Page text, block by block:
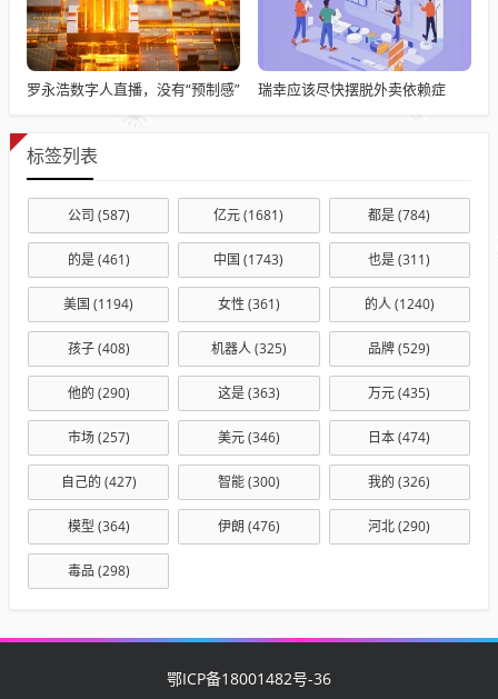
罗永浩数字人直播，没有“预制感” 瑞幸应该尽快摆脱外卖依赖症
标签列表
公司 (587) 亿元(1681) 都是(784)
的是(461) 中国 (1743) 也是(311)
美国 (1194) 女性 (361) 的人(1240)
孩子(408) 机器人(325) 品牌(529)
他的 (290) 这是(363) 万元(435)
市场(257) 美元(346) 日本(474)
自己的 (427) 智能(300) 我的 (326)
模型 (364) 伊朗 (476) 河北(290)
毒品 (298)
鄂ICP备18001482号-36